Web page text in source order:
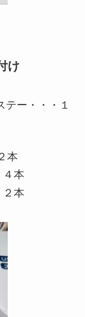
け
テー・・・１
本
４本
２本